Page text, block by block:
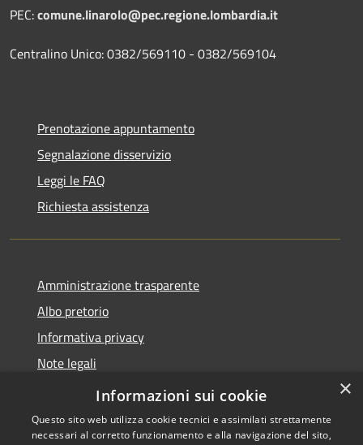
PEC:comune.linarolo@pec.regione.lombardia.it
Centralino Unico: 0382/569110 - 0382/569104
Prenotazione appuntamento
Segnalazione disservizio
Leggi le FAQ
Richiesta assistenza
Amministrazione trasparente
Albo pretorio
Informativa privacy
Note legali
Dichiarazione di accessibilità
×
Informazioni sui cookie
Questo sito web utilizza cookie tecnici e assimilati strettamente
necessari al corretto funzionamento e alla navigazione del sito,